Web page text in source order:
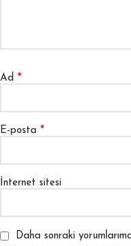
Ad *
E-posta *
İnternet sitesi
Daha sonraki